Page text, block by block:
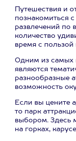
Путешествия и
познакомиться
развлечений по
количество
время с пользой
Одним из самых
являются
разнообразные
возможность
Если вы цените
то парк
выбором. Здесь
на горках,